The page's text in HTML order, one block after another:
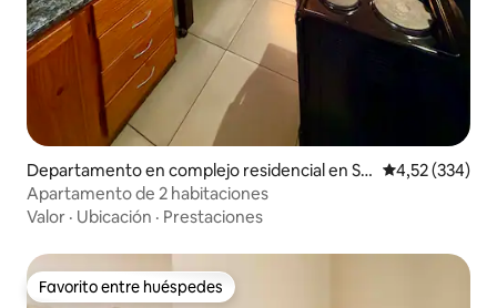
Departamento en complejo residencial en Sa
nta Lucía
Calificación
4,52 (334)
Apartamento de 2 habitaciones
Valor · Ubicación · Prestaciones
Favorito entre huéspedes
Favorito entre huéspedes